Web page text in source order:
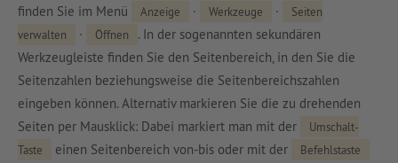
finden Sie im Menü
Anzeige · Werkzeuge ·
Seiten
verwalten
· Öffnen
. In der sogenannten sekundären
Werkzeugleiste finden Sie den Seitenbereich, in den Sie die
Seitenzahlen beziehungsweise die Seitenbereichszahlen
eingeben können. Alternativ markieren Sie die zu drehenden
Seiten per Mausklick: Dabei markiert man mit der
Umschalt-
Taste
einen Seitenbereich von-bis oder mit der Befehlstaste